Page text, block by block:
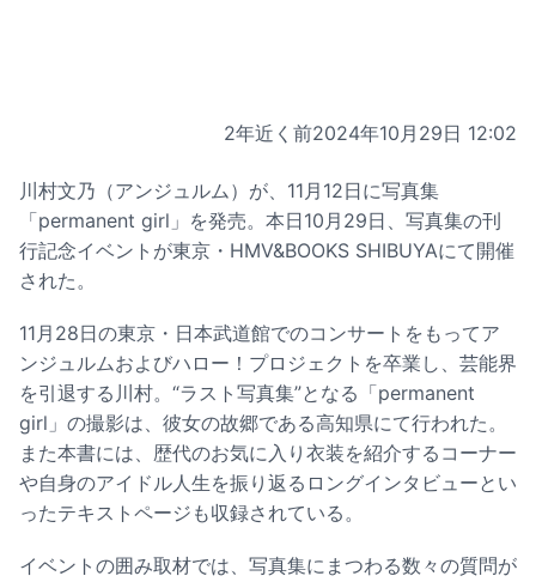
2年近く前2024年10月29日 12:02
川村文乃（アンジュルム）が、11月12日に写真集
「permanent girl」を発売。本日10月29日、写真集の刊
行記念イベントが東京・HMV&BOOKS SHIBUYAにて開催
された。
11月28日の東京・日本武道館でのコンサートをもってア
ンジュルムおよびハロー！プロジェクトを卒業し、芸能界
を引退する川村。“ラスト写真集”となる「permanent
girl」の撮影は、彼女の故郷である高知県にて行われた。
また本書には、歴代のお気に入り衣装を紹介するコーナー
や自身のアイドル人生を振り返るロングインタビューとい
ったテキストページも収録されている。
イベントの囲み取材では、写真集にまつわる数々の質問が